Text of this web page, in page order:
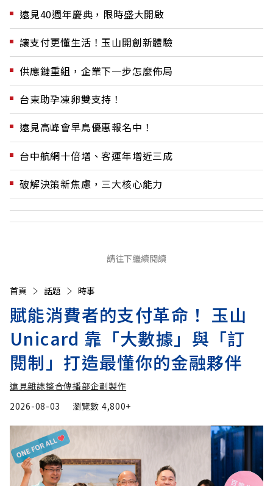
遠見40週年慶典，限時盛大開啟
讓支付更懂生活！玉山開創新體驗
供應鏈重組，企業下一步怎麼佈局
台東助孕凍卵雙支持！
遠見高峰會早鳥優惠報名中！
台中航網十倍增、客運年增近三成
破解決策新焦慮，三大核心能力
請往下繼續閱讀
首頁 話題 時事
賦能消費者的支付革命！ 玉山
Unicard 靠「大數據」與「訂
閱制」打造最懂你的金融夥伴
遠見雜誌整合傳播部企劃製作
2026-08-03
瀏覽數 4,800+